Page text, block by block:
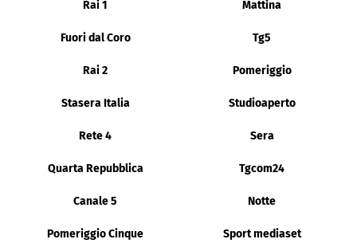
Rai 1 Mattina
Fuori dal Coro Tg5
Rai 2 Pomeriggio
Stasera Italia Studioaperto
Rete 4 Sera
Quarta Repubblica Tgcom24
Canale 5 Notte
Pomeriggio Cinque Sport mediaset